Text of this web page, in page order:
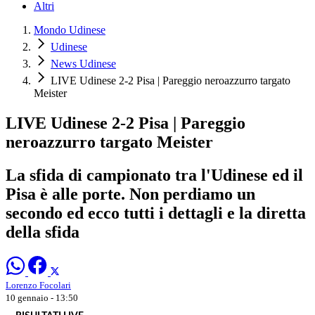
Altri
Mondo Udinese
Udinese
News Udinese
LIVE Udinese 2-2 Pisa | Pareggio neroazzurro targato
Meister
LIVE Udinese 2-2 Pisa | Pareggio
neroazzurro targato Meister
La sfida di campionato tra l'Udinese ed il
Pisa è alle porte. Non perdiamo un
secondo ed ecco tutti i dettagli e la diretta
della sfida
Lorenzo Focolari
10 gennaio - 13:50